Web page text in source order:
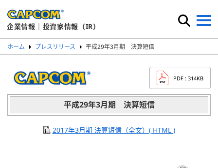
企業情報｜投資家情報（IR）
ホーム プレスリリース 平成29年3月期 決算短信
PDF : 314KB
平成29年3月期 決算短信
2017年3月期 決算短信（全文）( HTML )